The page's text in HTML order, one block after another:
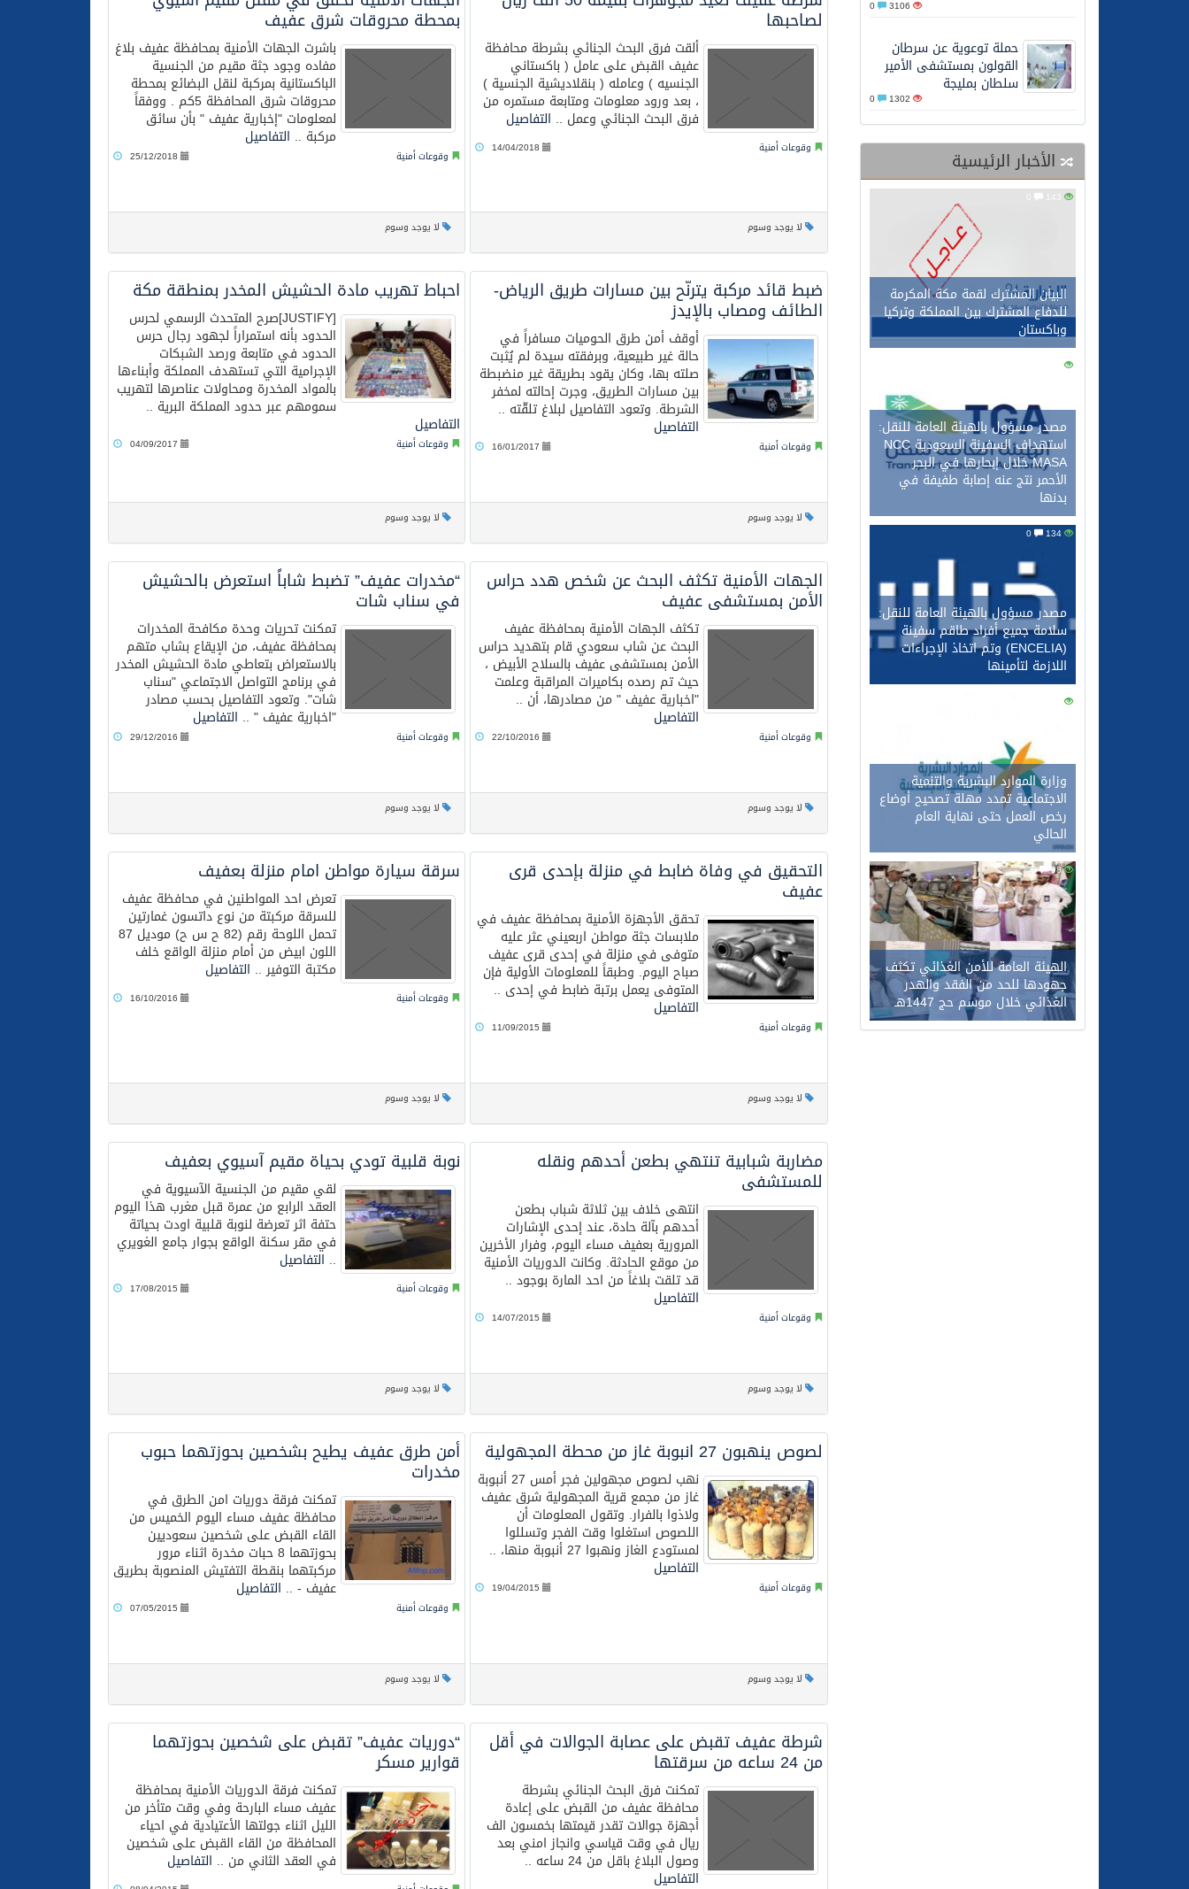
3106
حملة توعوية عن سرطان
القولون بمستشفى الأمير
سلطان بمليجة
1302
الأخبار الرئيسية
البيان المشترك لقمة مكة المكرمة
للدفاع المشترك بين المملكة وتركيا
وباكستان
146
مصدر مسؤول بالهيئة العامة للنقل:
استهداف السفينة السعودية NCC
MASA خلال إبحارها في البحر
الأحمر نتج عنه إصابة طفيفة في
بدنها
مصدر مسؤول بالهيئة العامة للنقل:
سلامة جميع أفراد طاقم سفينة
(ENCELIA) وتم اتخاذ الإجراءات
اللازمة لتأمينها
117
وزارة الموارد البشرية والتنمية
الاجتماعية تمدد مهلة تصحيح أوضاع
رخص العمل حتى نهاية العام
الحالي
98
0
الهيئة العامة للأمن الغذائي تكثف
جهودها للحد من الفقد والهدر
الغذائي خلال موسم حج 1447هـ
بمحطة محروقات شرق عفيف
باشرت الجهات الأمنية بمحافظة عفيف بلاغ
مفاده وجود جثة مقيم من الجنسية
الباكستانية بمركبة لنقل البضائع بمحطة
محروقات شرق المحافظة 5كم . ووفقاً
لمعلومات "إخبارية عفيف " بأن سائق
مركبة .. التفاصيل
وقوعات أمنية 25/12/2018
لا يوجد وسوم
لصاحبها
ألقت فرق البحث الجنائي بشرطة محافظة
عفيف القبض على عامل ( باكستاني
الجنسيه ) وعامله ( بنقلاديشية الجنسية )
، بعد ورود معلومات ومتابعة مستمره من
فرق البحث الجنائي وعمل .. التفاصيل
وقوعات أمنية 14/04/2018
لا يوجد وسوم
احباط تهريب مادة الحشيش المخدر بمنطقة مكة
[JUSTIFY]صرح المتحدث الرسمي لحرس
الحدود بأنه استمراراً لجهود رجال حرس
الحدود في متابعة ورصد الشبكات
الإجرامية التي تستهدف المملكة وأبناءها
بالمواد المخدرة ومحاولات عناصرها لتهريب
سمومهم عبر حدود المملكة البرية ..
التفاصيل
وقوعات أمنية 04/09/2017
لا يوجد وسوم
ضبط قائد مركبة يترنّح بين مسارات طريق الرياض-
الطائف ومصاب بالإيدز
أوقف أمن طرق الحوميات مسافراً في
حالة غير طبيعية، وبرفقته سيدة لم يُثبت
صلته بها، وكان يقود بطريقة غير منضبطة
بين مسارات الطريق، وجرت إحالته لمخفر
الشرطة. وتعود التفاصيل لبلاغ تلقّته ..
التفاصيل
وقوعات أمنية 16/01/2017
لا يوجد وسوم
“مخدرات عفيف” تضبط شاباً استعرض بالحشيش
في سناب شات
تمكنت تحريات وحدة مكافحة المخدرات
بمحافظة عفيف، من الإيقاع بشاب متهم
بالاستعراض بتعاطي مادة الحشيش المخدر
في برنامج التواصل الاجتماعي "سناب
شات". وتعود التفاصيل بحسب مصادر
"اخبارية عفيف " .. التفاصيل
وقوعات أمنية 29/12/2016
لا يوجد وسوم
الجهات الأمنية تكثف البحث عن شخص هدد حراس
الأمن بمستشفى عفيف
تكثف الجهات الأمنية بمحافظة عفيف
البحث عن شاب سعودي قام بتهديد حراس
الأمن بمستشفى عفيف بالسلاح الأبيض ،
حيث تم رصده بكاميرات المراقبة وعلمت
"اخبارية عفيف " من مصادرها، أن ..
التفاصيل
وقوعات أمنية 22/10/2016
لا يوجد وسوم
سرقة سيارة مواطن امام منزلة بعفيف
تعرض احد المواطنين في محافظة عفيف
للسرقة مركبتة من نوع داتسون غمارتين
تحمل اللوحة رقم (82 ح س ح) موديل 87
اللون ابيض من أمام منزلة الواقع خلف
مكتبة التوفير .. التفاصيل
وقوعات أمنية 16/10/2016
لا يوجد وسوم
التحقيق في وفاة ضابط في منزلة بإحدى قرى
عفيف
تحقق الأجهزة الأمنية بمحافظة عفيف في
ملابسات جثة مواطن اربعيني عثر عليه
متوفى في منزلة في إحدى قرى عفيف
صباح اليوم. وطبقاً للمعلومات الأولية فإن
المتوفى يعمل برتبة ضابط في إحدى ..
التفاصيل
وقوعات أمنية 11/09/2015
لا يوجد وسوم
نوبة قلبية تودي بحياة مقيم آسيوي بعفيف
لقي مقيم من الجنسية الآسيوية في
العقد الرابع من عمرة قبل مغرب هذا اليوم
حتفة اثر تعرضة لنوبة قلبية اودت بحياتة
في مقر سكنة الواقع بجوار جامع الغويري
.. التفاصيل
وقوعات أمنية 17/08/2015
لا يوجد وسوم
مضاربة شبابية تنتهي بطعن أحدهم ونقله
للمستشفى
انتهى خلاف بين ثلاثة شباب بطعن
أحدهم بآلة حادة، عند إحدى الإشارات
المرورية بعفيف مساء اليوم، وفرار الأخرين
من موقع الحادثة. وكانت الدوريات الأمنية
قد تلقت بلاغاً من احد المارة بوجود ..
التفاصيل
وقوعات أمنية 14/07/2015
لا يوجد وسوم
أمن طرق عفيف يطيح بشخصين بحوزتهما حبوب
مخدرات
تمكنت فرقة دوريات امن الطرق في
محافظة عفيف مساء اليوم الخميس من
القاء القبض على شخصين سعوديين
بحوزتهما 8 حبات مخدرة اثناء مرور
مركبتهما بنقطة التفتيش المنصوبة بطريق
عفيف - .. التفاصيل
وقوعات أمنية 07/05/2015
لا يوجد وسوم
لصوص ينهبون 27 انبوبة غاز من محطة المجهولية
نهب لصوص مجهولين فجر أمس 27 أنبوبة
غاز من مجمع قرية المجهولية شرق عفيف
ولاذوا بالفرار. وتقول المعلومات أن
اللصوص استغلوا وقت الفجر وتسللوا
لمستودع الغاز ونهبوا 27 أنبوبة منها، ..
التفاصيل
وقوعات أمنية 19/04/2015
لا يوجد وسوم
“دوريات عفيف” تقبض على شخصين بحوزتهما
قوارير مسكر
تمكنت فرقة الدوريات الأمنية بمحافظة
عفيف مساء البارحة وفي وقت متأخر من
الليل اثناء جولتها الأعتيادية في احياء
المحافظة من القاء القبض على شخصين
في العقد الثاني من .. التفاصيل
شرطة عفيف تقبض على عصابة الجوالات في أقل
من 24 ساعه من سرقتها
تمكنت فرق البحث الجنائي بشرطة
محافظة عفيف من القبض على إعادة
أجهزة جوالات تقدر قيمتها بخمسون الف
ريال في وقت قياسي وانجاز امني بعد
وصول البلاغ باقل من 24 ساعه ..
التفاصيل